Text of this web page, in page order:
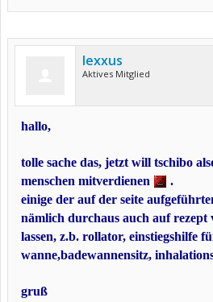
lexxus
Aktives Mitglied
hallo,
tolle sache das, jetzt will tschibo
menschen mitverdienen
.
einige der auf der seite
nämlich durchaus auch auf rezept
lassen, z.b. rollator, einstiegshilfe
wanne,badewannensitz,
gruß